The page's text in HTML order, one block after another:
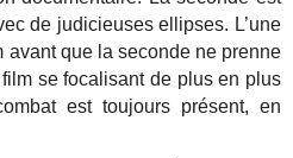
de judicieuses ellipses. L’une
avant que la seconde ne prenne
se focalisant de plus en plus
est toujours présent, en